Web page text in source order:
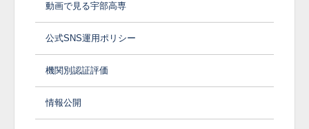
動画で見る宇部高専
公式SNS運用ポリシー
機関別認証評価
情報公開